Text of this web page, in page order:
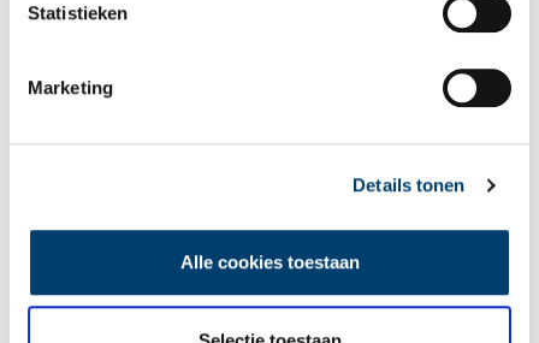
Statistieken
Marketing
Details tonen
Alle cookies toestaan